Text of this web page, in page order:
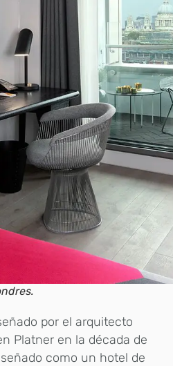
por el arquitecto
Platner en la década de
como un hotel de